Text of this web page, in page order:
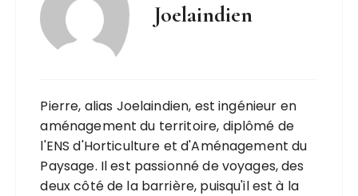
Joelaindien
Pierre, alias Joelaindien, est ingénieur en
aménagement du territoire, diplômé de
l'ENS d'Horticulture et d'Aménagement du
Paysage. Il est passionné de voyages, des
deux côté de la barrière, puisqu'il est à la